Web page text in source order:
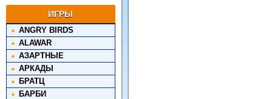
ИГРЫ
ANGRY BIRDS
ALAWAR
АЗАРТНЫЕ
АРКАДЫ
БРАТЦ
БАРБИ